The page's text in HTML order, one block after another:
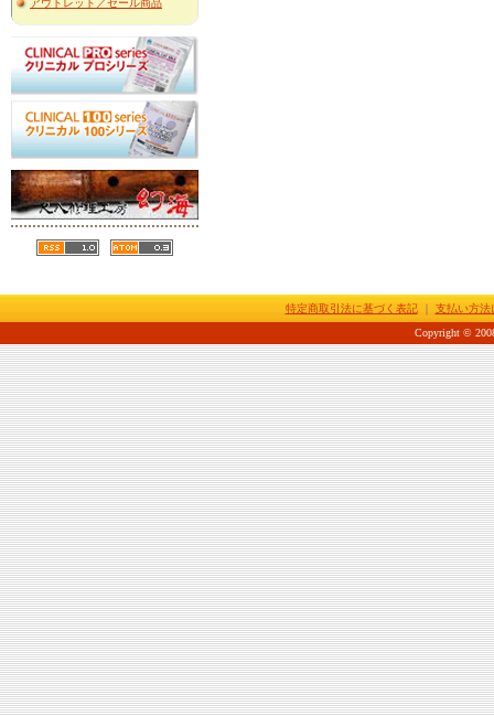
アウトレット／セール商品
特定商取引法に基づく表記｜ 支払い方法
Copyright ©